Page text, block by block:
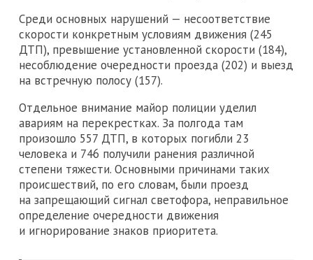
Среди основных нарушений — несоответствие
скорости конкретным условиям движения (245
ДТП), превышение установленной скорости (184),
несоблюдение очередности проезда (202) и выезд
на встречную полосу (157).
Отдельное внимание майор полиции уделил
авариям на перекрестках. За полгода там
произошло 557 ДТП, в которых погибли 23
человека и 746 получили ранения различной
степени тяжести. Основными причинами таких
происшествий, по его словам, были проезд
на запрещающий сигнал светофора, неправильное
определение очередности движения
и игнорирование знаков приоритета.